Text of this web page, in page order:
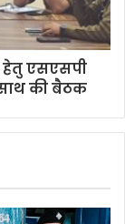
हेतु एसएसपी
की बैठक